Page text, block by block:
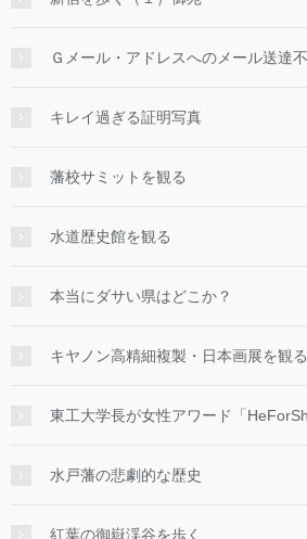
Ｇメール・アドレスへのメール送達
キレイ過ぎる証明写真
藩校サミットを観る
水道歴史館を観る
本当にダサい県はどこか？
キヤノン高精細複製・日本画展を観る
東工大学長が女性アワード「
水戸藩の悲劇的な歴史
紅葉の御嶽渓谷を歩く